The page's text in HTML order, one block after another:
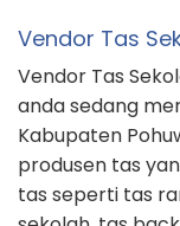
Vendor Tas
Vendor Tas
anda sedang
Kabupaten
produsen tas
tas seperti tas